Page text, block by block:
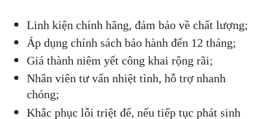
Linh kiện chính hãng, đảm bảo về chất lượng;
Áp dụng chính sách bảo hành đến 12 tháng;
Giá thành niêm yết công khai rộng rãi;
Nhân viên tư vấn nhiệt tình, hỗ trợ nhanh
chóng;
Khắc phục lỗi triệt để, nếu tiếp tục phát sinh